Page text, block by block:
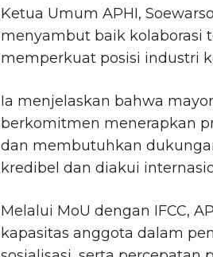
Ketua Umum APHI,
menyambut baik kolaborasi
memperkuat posisi industri
Ia menjelaskan bahwa
berkomitmen menerapkan
dan membutuhkan
kredibel dan diakui
Melalui MoU dengan IFCC,
kapasitas anggota dalam